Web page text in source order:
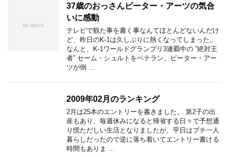
37歳のおっさんピーター・アーツの気合
いに感動
テレビで観た事を書く事なんてほとんどないんだけ
ど、昨日のK-1は久しぶりに熱くなってしまった。
なんと、K-1ワールドグランプリ3連覇中の ”絶対王
者” セーム・シュルトをベテラン、ピーター・アー
ツが倒 …
2009年02月のランキング
2月は25本のエントリーを書きました。 第2子の出
産もあり、毎週休みになると帰省する日々で予想通
り慌ただしい生活となりましたが、平日はプチ一人
暮らしだったので逆に落ち着いてエントリー書ける
時間もありま …